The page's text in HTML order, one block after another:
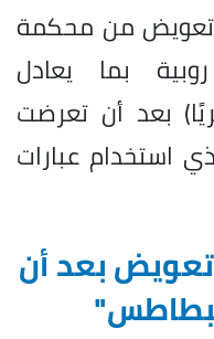
تعويض من محكمة
29 لاخ روبية بما يعادل
مصريًا) بعد أن تعرضت
استخدام عبارات
بعد أن